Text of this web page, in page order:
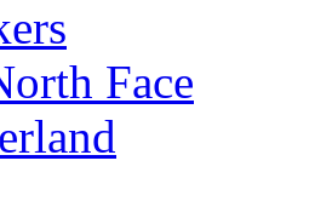
Face